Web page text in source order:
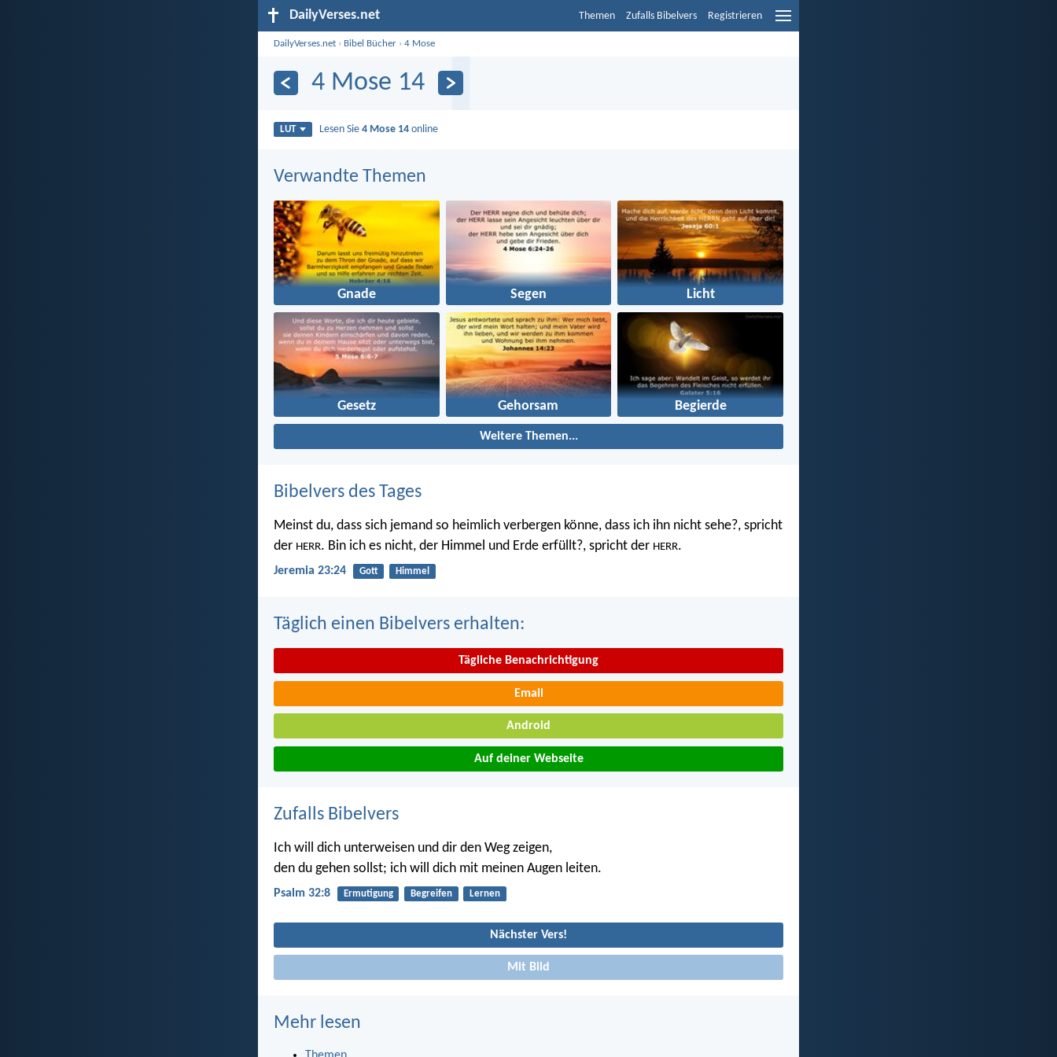
DailyVerses.net Themen Zufalls Bibelvers Registrieren
DailyVerses.net › Bibel Bücher ›4 Mose
4 Mose 14
LUT Lesen Sie4 Mose 14 online
Verwandte Themen
Gnade Segen Licht
Gesetz Gehorsam Begierde
Weitere Themen...
Bibelvers des Tages
Meinst du, dass sich jemand so heimlich verbergen könne, dass ich ihn nicht sehe?, spricht
der HERR. Bin ich es nicht, der Himmel und Erde erfüllt?, spricht der HERR.
Jeremia 23:24 Gott Himmel
Täglich einen Bibelvers erhalten:
Tägliche Benachrichtigung
Email
Android
Auf deiner Webseite
Zufalls Bibelvers
Ich will dich unterweisen und dir den Weg zeigen,
den du gehen sollst; ich will dich mit meinen Augen leiten.
Psalm 32:8 Ermutigung Begreifen Lernen
Nächster Vers!
Mit Bild
Mehr lesen